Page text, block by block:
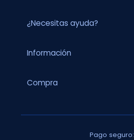
¿Necesitas ayuda?
Información
Compra
Pago seguro: